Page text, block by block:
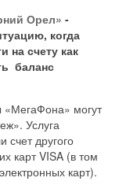
Орел» -
когда
на счету как
баланс
«МегаФона» могут
Услуга
счет другого
карт VISA (в том
карт).